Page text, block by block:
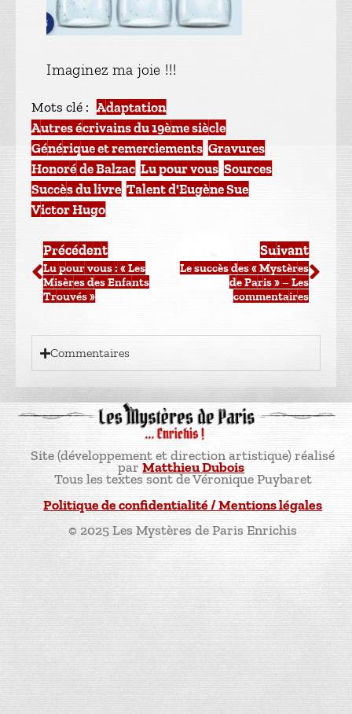
Imaginez ma joie !!!
Mots clé : Adaptation,
Autres écrivains du 19ème siècle
Générique et remerciements Gravures
Honoré de Balzac Lu pour vous Sources
Succès du livre Talent d'Eugène Sue
Victor Hugo
Précédent
Lu pour vous : « Les
Misères des Enfants
Trouvés »
Suivant
Le succès des « Mystères
de Paris » – Les
commentaires
Commentaires
Site (développement et direction artistique) réalisé
parMatthieu Dubois
Tous les textes sont de Véronique Puybaret
Politique de confidentialité / Mentions légales
© 2025 Les Mystères de Paris Enrichis